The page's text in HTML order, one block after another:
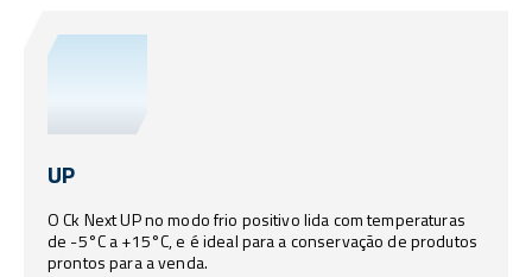
UP
O Ck Next UP no modo frio positivo lida com temperaturas
de -5°C a +15°C, e é ideal para a conservação de produtos
prontos para a venda.